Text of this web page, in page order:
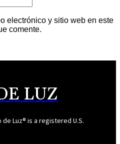
electrónico y sitio web en este
comente.
LUZ
de Luz® is a registered U.S.